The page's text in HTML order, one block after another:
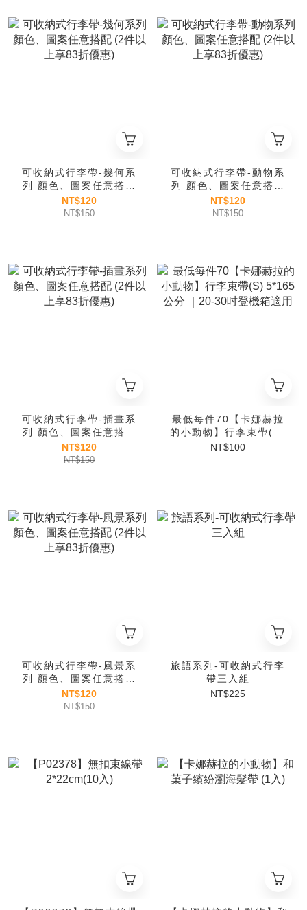
可收納式行李帶-幾何系
列 顏色、圖案任意搭配
(2件以上享83折優惠)
NT$120
NT$150
可收納式行李帶-動物系
列 顏色、圖案任意搭配
(2件以上享83折優惠)
NT$120
NT$150
可收納式行李帶-插畫系
列 顏色、圖案任意搭配
(2件以上享83折優惠)
NT$120
NT$150
最低每件70【卡娜赫拉
的小動物】行李束帶(S)
5*165公分 ｜20-30吋
NT$100
可收納式行李帶-風景系
列 顏色、圖案任意搭配
(2件以上享83折優惠)
NT$120
NT$150
旅語系列-可收納式行李
帶三入組
NT$225